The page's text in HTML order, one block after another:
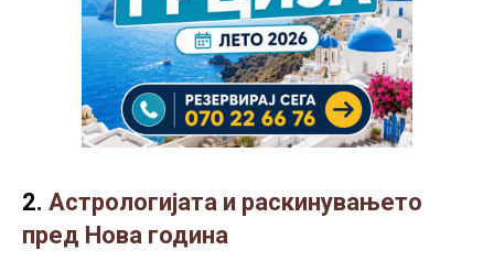
2. Астрологијата и раскинувањето
пред Нова година